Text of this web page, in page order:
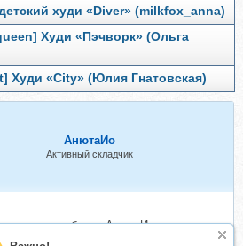
худи «Diver» (milkfox_anna)
Худи «Пэчворк» (Ольга
Худи «City» (Юлия Гнатовская)
АнютаИо
Активный складчик
и одобрено АнютаИо.